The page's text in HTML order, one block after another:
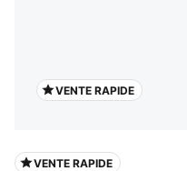
VENTE RAPIDE
VENTE RAPIDE